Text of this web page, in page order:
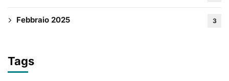
Febbraio 2025 3
Tags